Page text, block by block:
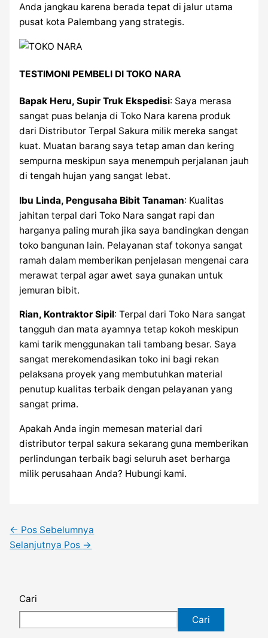
Anda jangkau karena berada tepat di jalur utama
pusat kota Palembang yang strategis.
TESTIMONI PEMBELI DI TOKO NARA
Bapak Heru, Supir Truk Ekspedisi: Saya merasa
sangat puas belanja di Toko Nara karena produk
dari Distributor Terpal Sakura milik mereka sangat
kuat. Muatan barang saya tetap aman dan kering
sempurna meskipun saya menempuh perjalanan jauh
di tengah hujan yang sangat lebat.
Ibu Linda, Pengusaha Bibit Tanaman: Kualitas
jahitan terpal dari Toko Nara sangat rapi dan
harganya paling murah jika saya bandingkan dengan
toko bangunan lain. Pelayanan staf tokonya sangat
ramah dalam memberikan penjelasan mengenai cara
merawat terpal agar awet saya gunakan untuk
jemuran bibit.
Rian, Kontraktor Sipil: Terpal dari Toko Nara sangat
tangguh dan mata ayamnya tetap kokoh meskipun
kami tarik menggunakan tali tambang besar. Saya
sangat merekomendasikan toko ini bagi rekan
pelaksana proyek yang membutuhkan material
penutup kualitas terbaik dengan pelayanan yang
sangat prima.
Apakah Anda ingin memesan material dari
distributor terpal sakura sekarang guna memberikan
perlindungan terbaik bagi seluruh aset berharga
milik perusahaan Anda? Hubungi kami.
← Pos Sebelumnya
Selanjutnya Pos →
Cari
Cari